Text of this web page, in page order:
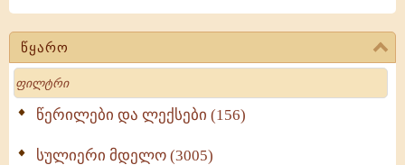
წყარო
Search
წერილები და ლექსები (156)
სულიერი მდელო (3005)